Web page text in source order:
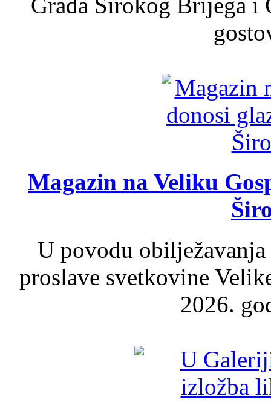
Magazin na Veliku
U povodu
proslave svetkovine
2026.